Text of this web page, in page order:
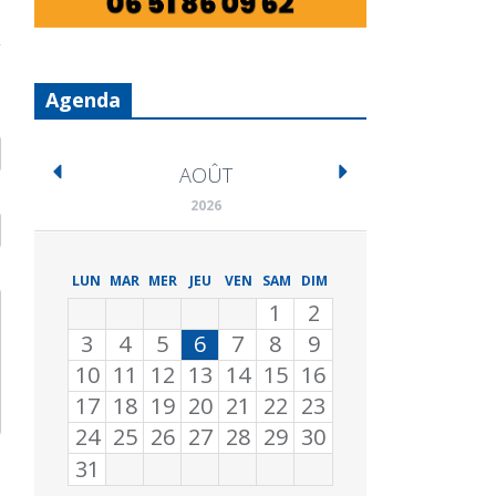
Agenda
AOÛT
2026
LUN MAR MER JEU VEN SAM DIM
1
2
3
4 5 6 7 8
9
10 11 12 13 14 15 16
17 18 19 20 21 22 23
24 25 26 27 28 29 30
31